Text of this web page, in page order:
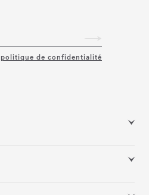
politique de confidentialité